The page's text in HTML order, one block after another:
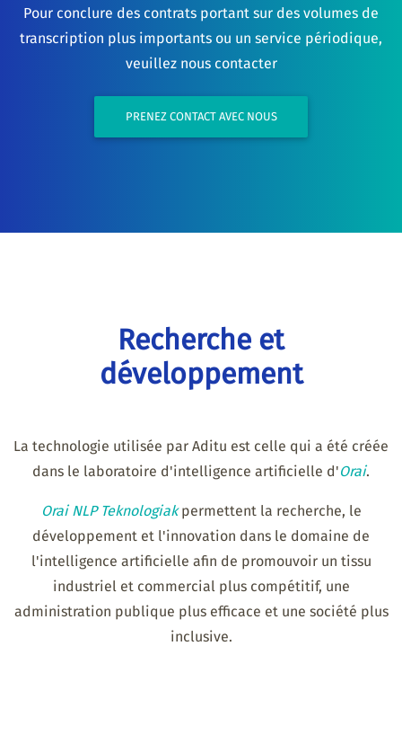
Pour conclure des contrats portant sur des volumes de
transcription plus importants ou un service périodique,
veuillez nous contacter
PRENEZ CONTACT AVEC NOUS
Recherche et
développement
La technologie utilisée par Aditu est celle qui a été créée
dans le laboratoire d'intelligence artificielle d'Orai.
Orai NLP Teknologiakpermettent la recherche, le
développement et l'innovation dans le domaine de
l'intelligence artificielle afin de promouvoir un tissu
industriel et commercial plus compétitif, une
administration publique plus efficace et une société plus
inclusive.